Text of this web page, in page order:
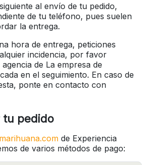
al envío de tu pedido,
de tu teléfono, pues suelen
la entrega.
hora de entrega, peticiones
incidencia, por favor
de La empresa de
en el seguimiento. En caso de
ponte en contacto con
tu pedido
de Experiencia
de varios métodos de pago: